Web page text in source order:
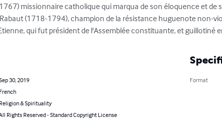
missionnaire catholique qui marqua de son éloquence et de
(1718-1794), champion de la résistance huguenote non-
qui fut président de l'Assemblée constituante, et guillotiné
30, 2019
French
Religion & Spirituality
Rights Reserved - Standard Copyright License
Format